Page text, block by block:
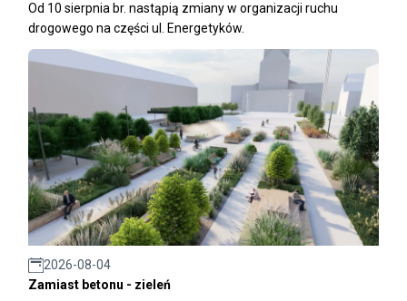
Od 10 sierpnia br. nastąpią zmiany w organizacji ruchu
drogowego na części ul. Energetyków.
2026-08-04
Zamiast betonu - zieleń